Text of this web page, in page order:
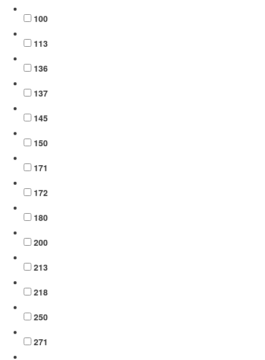
100
113
136
137
145
150
171
172
180
200
213
218
250
271